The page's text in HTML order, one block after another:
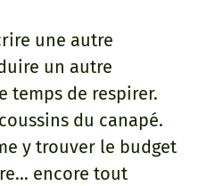
une autre
un autre
temps de respirer.
du canapé.
y trouver le budget
encore tout